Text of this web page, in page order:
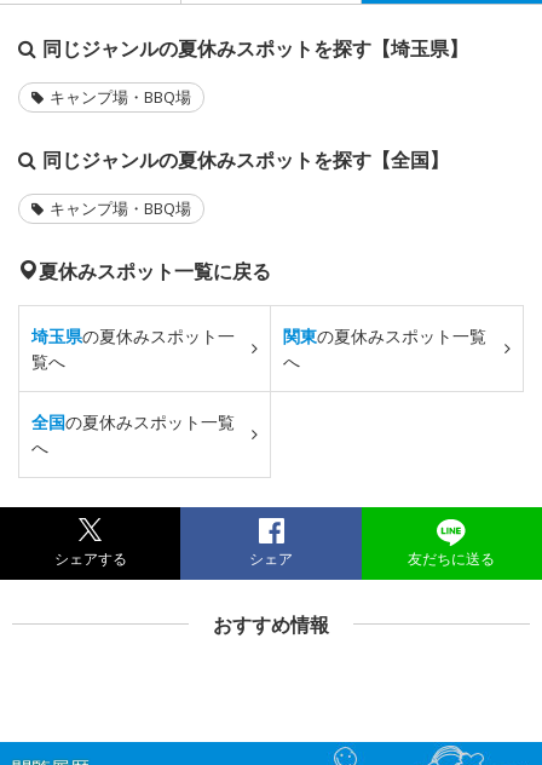
同じジャンルの夏休みスポットを探す【埼玉県】
キャンプ場・BBQ場
同じジャンルの夏休みスポットを探す【全国】
キャンプ場・BBQ場
夏休みスポット一覧に戻る
埼玉県の夏休みスポット一
覧へ
関東の夏休みスポット一覧
へ
全国の夏休みスポット一覧
へ
シェアする シェア 友だちに送る
おすすめ情報